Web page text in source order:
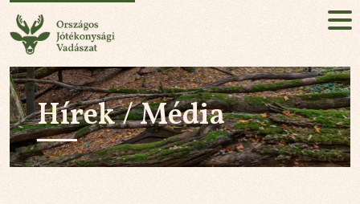
HU EN
Jelentkezés!
RÓLUNK
Hírek / Média